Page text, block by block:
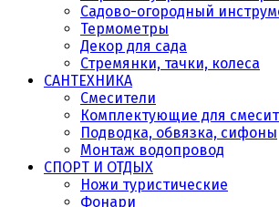
Садово-огородный
Термометры
Декор для сада
Стремянки, тачки, колеса
САНТЕХНИКА
Смесители
Комплектующие для
Подводка, обвязка, сифоны
Монтаж водопровод
СПОРТ И ОТДЫХ
Ножи туристические
Фонари